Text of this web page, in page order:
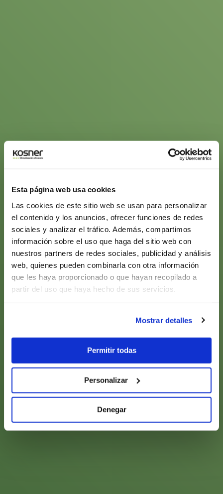
Esta página web usa cookies
Las cookies de este sitio web se usan para personalizar
el contenido y los anuncios, ofrecer funciones de redes
sociales y analizar el tráfico. Además, compartimos
información sobre el uso que haga del sitio web con
nuestros partners de redes sociales, publicidad y análisis
web, quienes pueden combinarla con otra información
que les haya proporcionado o que hayan recopilado a
partir del uso que haya hecho de sus servicios.
Mostrar detalles
Permitir todas
Personalizar
Denegar